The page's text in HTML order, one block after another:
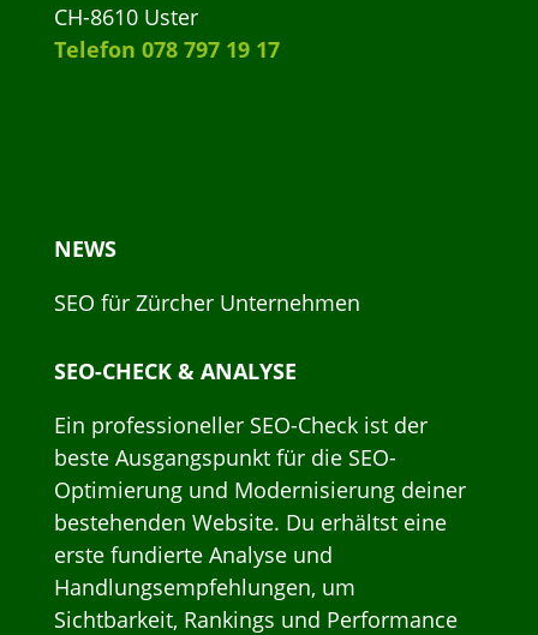
CH-8610 Uster
Telefon 078 797 19 17
NEWS
SEO für Zürcher Unternehmen
SEO-CHECK & ANALYSE
Ein professioneller SEO-Check ist der
beste Ausgangspunkt für die SEO-
Optimierung und Modernisierung deiner
bestehenden Website. Du erhältst eine
erste fundierte Analyse und
Handlungsempfehlungen, um
Sichtbarkeit, Rankings und Performance